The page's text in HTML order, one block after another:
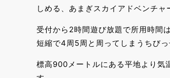
しめる、あまぎスカイアドベンチャ
受付から2時間遊び放題で所用時間
短縮で4周5周と周ってしまうちびっ
標高900メートルにある平地より